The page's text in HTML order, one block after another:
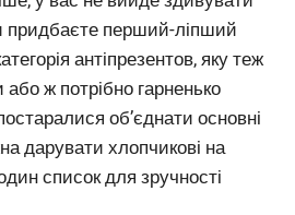
придбаєте перший-ліпший
антіпрезентов, яку теж
або ж потрібно гарненько
об’єднати основні
дарувати хлопчикові на
список для зручності